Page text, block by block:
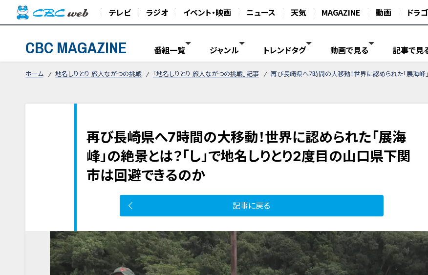
テレビ ラジオ イベント・映画 ニュース 天気 MAGAZINE 動画 ドラ
CBC MAGAZINE 番組一覧 ジャンル トレンドタグ 動画で見る 記事で見
ホーム 地名しりとり 旅人ながつの挑戦 「地名しりとり 旅人ながつの挑戦」記事 再び長崎県へ7時間の大移動！世界に認められた「展海峰
再び長崎県へ7時間の大移動！世界に認められた「展海
峰」の絶景とは？「し」で地名しりとり2度目の山口県下関
市は回避できるのか
記事に戻る